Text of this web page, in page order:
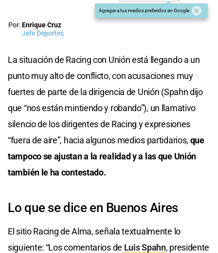
Agregar a tus medios preferidos en Google
Por:Enrique Cruz
Jefe Deportes
La situación de Racing con Unión está llegando a un
punto muy alto de conflicto, con acusaciones muy
fuertes de parte de la dirigencia de Unión (Spahn dijo
que “nos están mintiendo y robando”), un llamativo
silencio de los dirigentes de Racing y expresiones
“fuera de aire”, hacia algunos medios partidarios, que
tampoco se ajustan a la realidad y a las que Unión
también le ha contestado.
Lo que se dice en Buenos Aires
El sitio Racing de Alma, señala textualmente lo
siguiente: “Los comentarios de Luis Spahn, presidente